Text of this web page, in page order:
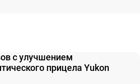
с улучшением
прицела Yukon